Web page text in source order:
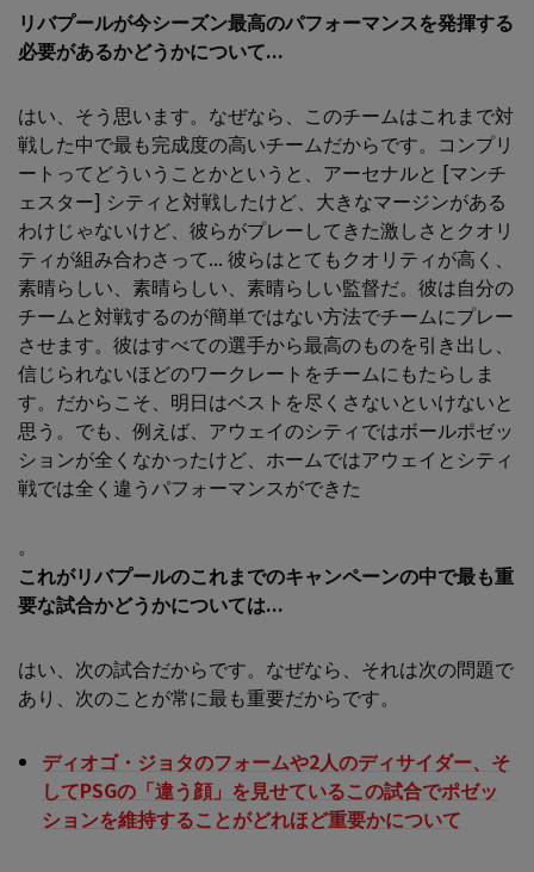
リバプールが今シーズン最高のパフォーマンスを発揮する
必要があるかどうかについて...
はい、そう思います。なぜなら、このチームはこれまで対
戦した中で最も完成度の高いチームだからです。コンプリ
ートってどういうことかというと、アーセナルと [マンチ
ェスター] シティと対戦したけど、大きなマージンがある
わけじゃないけど、彼らがプレーしてきた激しさとクオリ
ティが組み合わさって... 彼らはとてもクオリティが高く、
素晴らしい、素晴らしい、素晴らしい監督だ。彼は自分の
チームと対戦するのが簡単ではない方法でチームにプレー
させます。彼はすべての選手から最高のものを引き出し、
信じられないほどのワークレートをチームにもたらしま
す。だからこそ、明日はベストを尽くさないといけないと
思う。でも、例えば、アウェイのシティではボールポゼッ
ションが全くなかったけど、ホームではアウェイとシティ
戦では全く違うパフォーマンスができた
。
これがリバプールのこれまでのキャンペーンの中で最も重
要な試合かどうかについては...
はい、次の試合だからです。なぜなら、それは次の問題で
あり、次のことが常に最も重要だからです。
ディオゴ・ジョタのフォームや2人のディサイダー、そ
してPSGの「違う顔」を見せているこの試合でポゼッ
ションを維持することがどれほど重要かについて